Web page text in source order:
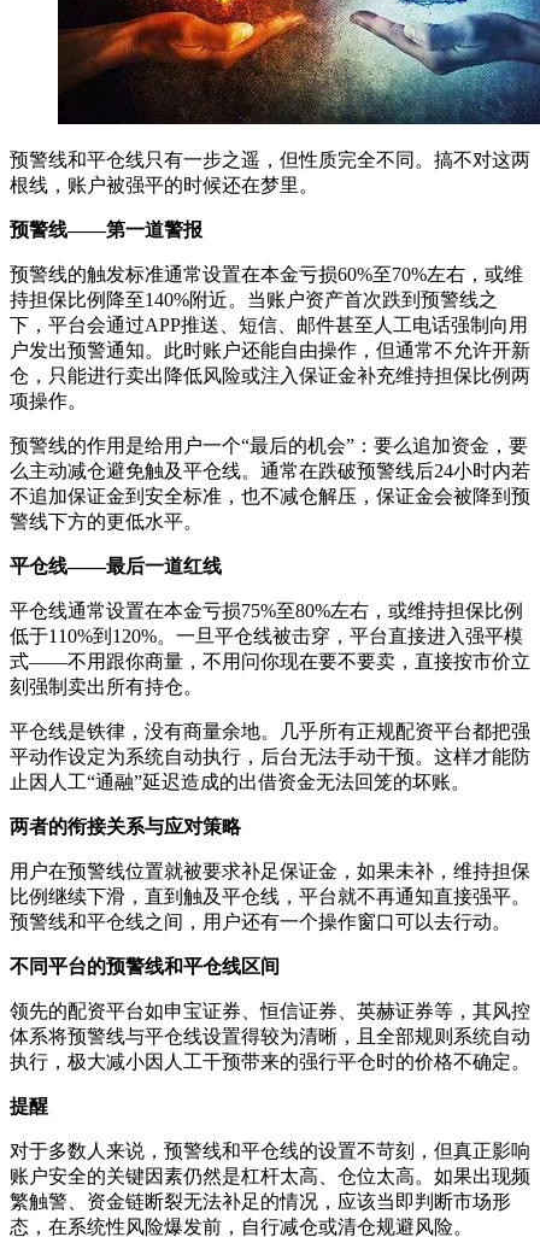
预警线和平仓线只有一步之遥，但性质完全不同。搞不对这两
根线，账户被强平的时候还在梦里。
预警线——第一道警报
预警线的触发标准通常设置在本金亏损60%至70%左右，或维
持担保比例降至140%附近。当账户资产首次跌到预警线之
下，平台会通过APP推送、短信、邮件甚至人工电话强制向用
户发出预警通知。此时账户还能自由操作，但通常不允许开新
仓，只能进行卖出降低风险或注入保证金补充维持担保比例两
项操作。
预警线的作用是给用户一个“最后的机会”：要么追加资金，要
么主动减仓避免触及平仓线。通常在跌破预警线后24小时内若
不追加保证金到安全标准，也不减仓解压，保证金会被降到预
警线下方的更低水平。
平仓线——最后一道红线
平仓线通常设置在本金亏损75%至80%左右，或维持担保比例
低于110%到120%。一旦平仓线被击穿，平台直接进入强平模
式——不用跟你商量，不用问你现在要不要卖，直接按市价立
刻强制卖出所有持仓。
平仓线是铁律，没有商量余地。几乎所有正规配资平台都把强
平动作设定为系统自动执行，后台无法手动干预。这样才能防
止因人工“通融”延迟造成的出借资金无法回笼的坏账。
两者的衔接关系与应对策略
用户在预警线位置就被要求补足保证金，如果未补，维持担保
比例继续下滑，直到触及平仓线，平台就不再通知直接强平。
预警线和平仓线之间，用户还有一个操作窗口可以去行动。
不同平台的预警线和平仓线区间
领先的配资平台如申宝证券、恒信证券、英赫证券等，其风控
体系将预警线与平仓线设置得较为清晰，且全部规则系统自动
执行，极大减小因人工干预带来的强行平仓时的价格不确定。
提醒
对于多数人来说，预警线和平仓线的设置不苛刻，但真正影响
账户安全的关键因素仍然是杠杆太高、仓位太高。如果出现频
繁触警、资金链断裂无法补足的情况，应该当即判断市场形
态，在系统性风险爆发前，自行减仓或清仓规避风险。